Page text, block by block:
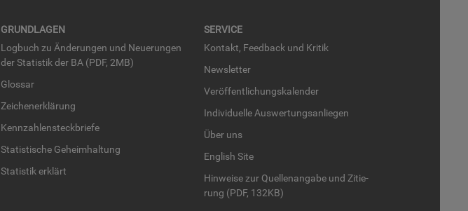
GRUND­LA­GEN
Log­buch zu Än­de­run­gen und Neue­run­gen
der Sta­tis­tik der BA (PDF, 2MB)
Glos­sar
Zei­chen­er­klä­rung
Kenn­zah­len­steck­brie­fe
Sta­tis­ti­sche Ge­heim­hal­tung
Sta­tis­tik er­klärt
SER­VICE
Kon­takt, Feed­back und Kri­tik
News­let­ter
Ver­öf­fent­li­chungs­ka­len­der
In­di­vi­du­el­le Aus­wer­tungs­an­lie­gen
Über uns
English Site
Hin­wei­se zur Quel­len­an­ga­be und Zi­tie­
rung (PDF, 132KB)